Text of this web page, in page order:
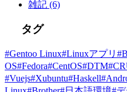
雑記 (6)
タグ
#Gentoo Linux#Linuxアプリ
OS#Fedora#CentOS#DTM
#Vuejs#Xubuntu#Haskell